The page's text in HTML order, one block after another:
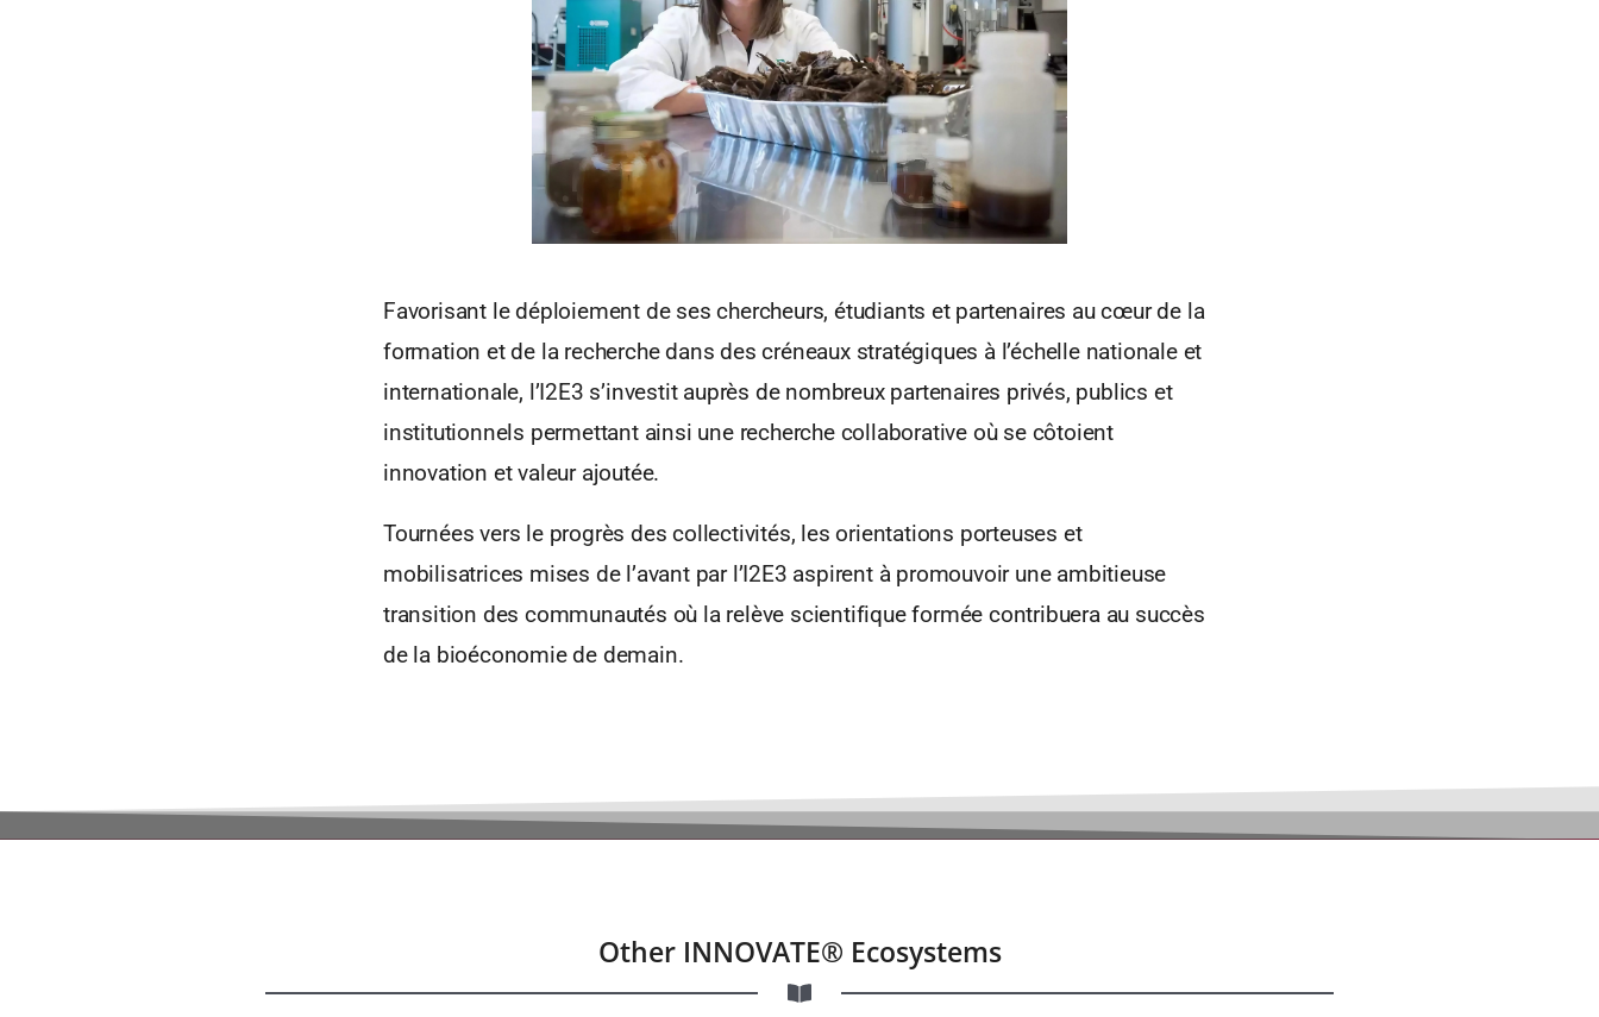
Favorisant le déploiement de ses chercheurs, étudiants et partenaires au cœur de la
formation et de la recherche dans des créneaux stratégiques à l’échelle nationale et
internationale, l’I2E3 s’investit auprès de nombreux partenaires privés, publics et
institutionnels permettant ainsi une recherche collaborative où se côtoient
innovation et valeur ajoutée.
Tournées vers le progrès des collectivités, les orientations porteuses et
mobilisatrices mises de l’avant par l’I2E3 aspirent à promouvoir une ambitieuse
transition des communautés où la relève scientifique formée contribuera au succès
de la bioéconomie de demain.
Other INNOVATE® Ecosystems